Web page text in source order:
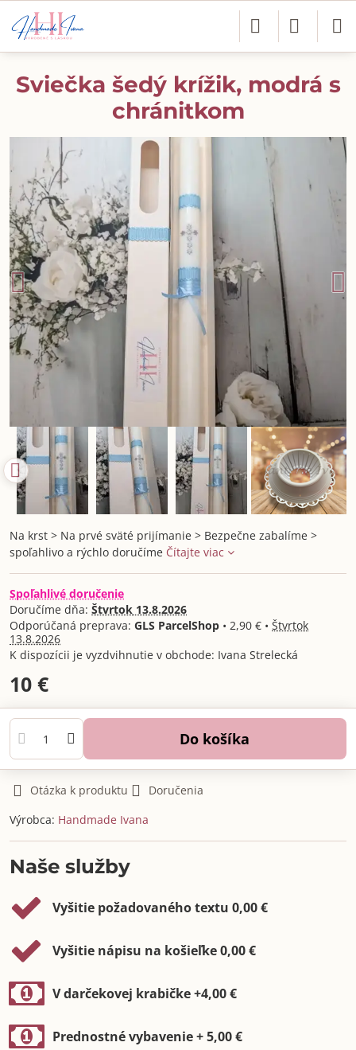
Sviečka šedý krížik, modrá s
chránitkom
Na krst > Na prvé sväté prijímanie > Bezpečne zabalíme >
spoľahlivo a rýchlo doručíme Čítajte viac
Spoľahlivé doručenie
Doručíme dňa: Štvrtok 13.8.2026
GLS ParcelShop • 2,90 € • Štvrtok
13.8.2026
Ivana Strelecká
10 €
Do košíka
Otázka k produktu
Doručenia
Výrobca: Handmade Ivana
Naše služby
Vyšitie požadovaného textu 0,00 €
Vyšitie nápisu na košieľke 0,00 €
V darčekovej krabičke +4,00 €
Prednostné vybavenie + 5,00 €